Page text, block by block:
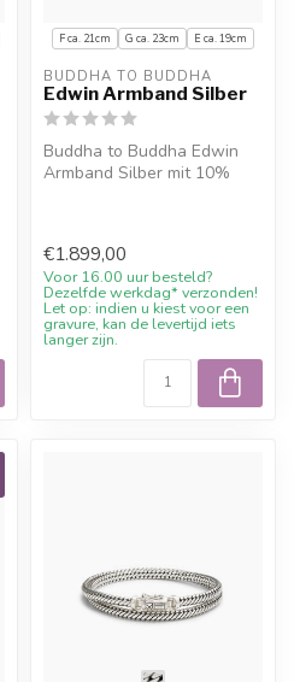
F ca. 21cm G ca. 23cm E ca. 19cm
BUDDHA TO BUDDHA
Edwin Armband Silber
Buddha to Buddha Edwin
Armband Silber mit 10%
€1.899,00
Voor 16.00 uur besteld?
Dezelfde werkdag* verzonden!
Let op: indien u kiest voor een
gravure, kan de levertijd iets
langer zijn.